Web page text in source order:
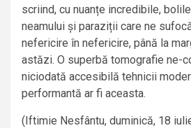
scriind, cu nuanțe incredibile,
neamului și paraziții care ne
nefericire în nefericire, până la
astăzi. O superbă tomografie ne-
niciodată accesibilă tehnicii
performantă ar fi aceasta.
(Iftimie Nesfântu, duminică, 18